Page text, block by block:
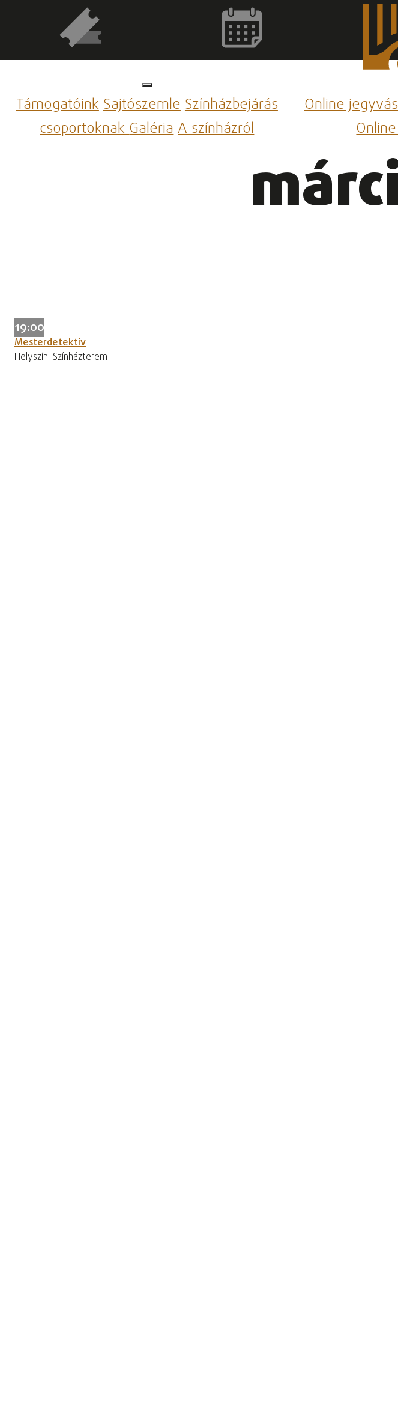
TámogatóinkSajtószemleSzínházbejárás
csoportoknakGalériaA színházról
Online
19:00
Mesterdetektív
Helyszín: Színházterem